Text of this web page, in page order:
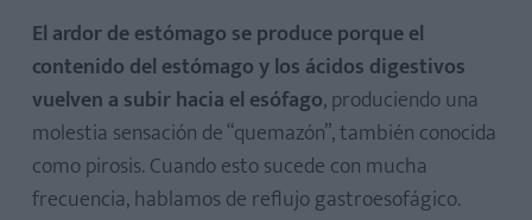
El ardor de estómago se produce porque el
contenido del estómago y los ácidos digestivos
vuelven a subir hacia el esófago, produciendo una
molestia sensación de “quemazón”, también conocida
como pirosis. Cuando esto sucede con mucha
frecuencia, hablamos de reflujo gastroesofágico.